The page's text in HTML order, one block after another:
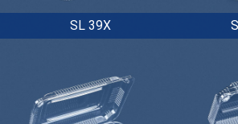
SL 39X